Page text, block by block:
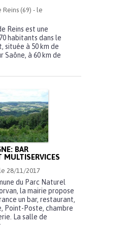
Reins (69) - le
Reins est une
habitants dans le
située à 50 km de
Saône, à 60 km de
BAR
MULTISERVICES
28/11/2017
du Parc Naturel
la mairie propose
un bar, restaurant,
Point-Poste, chambre
La salle de